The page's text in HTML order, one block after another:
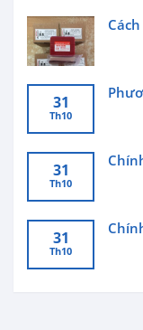
31
Th10
31
Th10
31
Th10